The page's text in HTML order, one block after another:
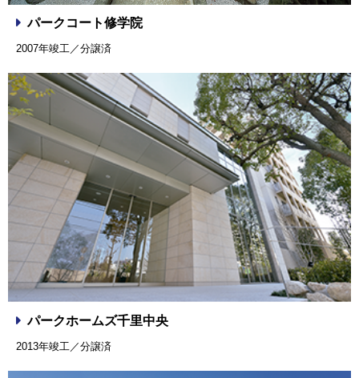
パークコート修学院
2007年竣工／分譲済
パークホームズ千里中央
2013年竣工／分譲済